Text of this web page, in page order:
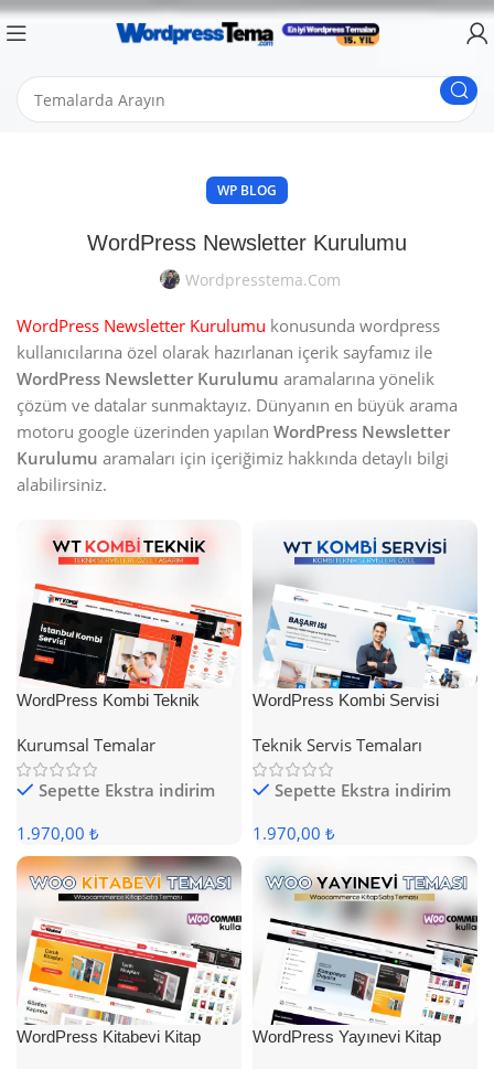
WP BLOG
WordPress Newsletter Kurulumu
Wordpresstema.com
WordPress Newsletter Kurulumu konusunda wordpress
kullanıcılarına özel olarak hazırlanan içerik sayfamız ile
WordPress Newsletter Kurulumu aramalarına yönelik
çözüm ve datalar sunmaktayız. Dünyanın en büyük arama
motoru google üzerinden yapılan WordPress Newsletter
Kurulumu aramaları için içeriğimiz hakkında detaylı bilgi
alabilirsiniz.
WordPress Kombi Teknik
Kurumsal Temalar
Sepette Ekstra indirim
1.970,00 ₺
WordPress Kombi Servisi
Teknik Servis Temaları
Sepette Ekstra indirim
1.970,00 ₺
WordPress Kitabevi Kitap
WordPress Yayınevi Kitap